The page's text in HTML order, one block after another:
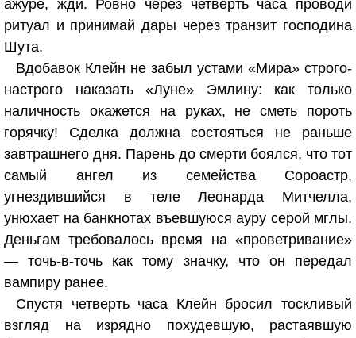
ажуре, жди. Ровно через четверть часа проводи
ритуал и принимай дары через транзит господина
Шута.
Вдобавок Клейн не забыл устами «Мира» строго-
настрого наказать «Луне» Эмлину: как только
наличность окажется на руках, не сметь пороть
горячку! Сделка должна состояться не раньше
завтрашнего дня. Парень до смерти боялся, что тот
самый ангел из семейства Сороастр,
угнездившийся в теле Леонарда Митчелла,
унюхает на банкнотах въевшуюся ауру серой мглы.
Деньгам требовалось время на «проветривание»
— точь-в-точь как тому значку, что он передал
вампиру ранее.
Спустя четверть часа Клейн бросил тоскливый
взгляд на изрядно похудевшую, растаявшую